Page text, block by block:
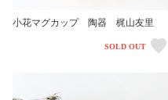
小花マグカップ 陶器 梶山友里
SOLD OUT